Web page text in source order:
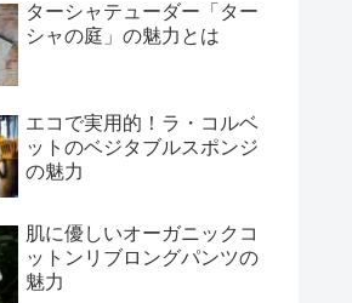
ターシャテューダー「ター
シャの庭」の魅力とは
エコで実用的！ラ・コルベ
ットのベジタブルスポンジ
の魅力
肌に優しいオーガニックコ
ットンリブロングパンツの
魅力